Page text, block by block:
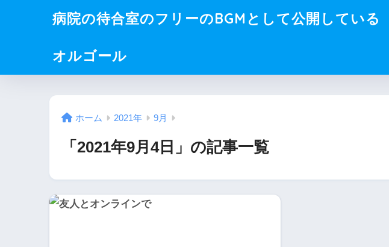
病院の待合室のフリーのBGMとして公開している
オルゴール
ホーム 2021年 9月
「2021年9月4日」の記事一覧